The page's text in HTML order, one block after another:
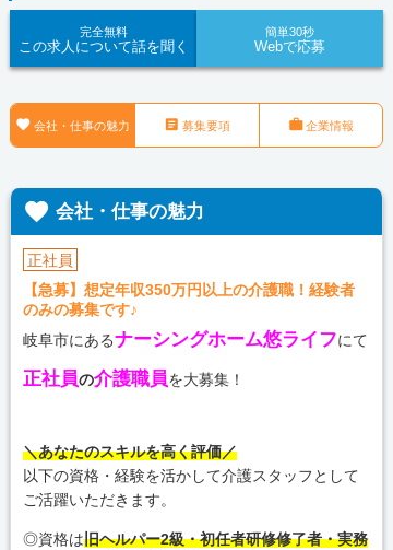
完全無料
この求人について話を聞く
簡単30秒
Webで応募
 会社・仕事の魅力  募集要項 企業情報
 会社・仕事の魅力
正社員
【急募】想定年収350万円以上の介護職！経験者
のみの募集です♪
岐阜市にあるナーシングホーム悠ライフにて
正社員の介護職員を大募集！
＼あなたのスキルを高く評価／
以下の資格・経験を活かして介護スタッフとして
ご活躍いただきます。
◎資格は旧ヘルパー2級・初任者研修修了者・実務